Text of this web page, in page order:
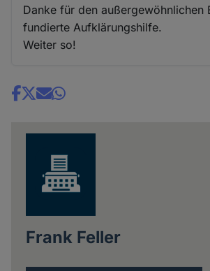
Danke für den außergewöhnlichen
fundierte Aufklärungshilfe.
Weiter so!
Share
Frank Feller